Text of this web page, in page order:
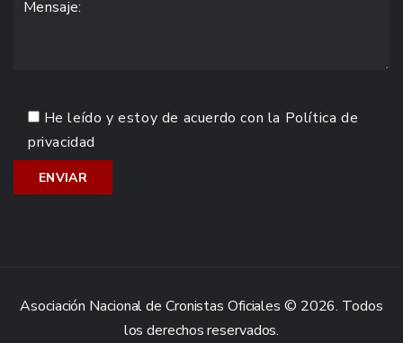
He leído y estoy de acuerdo con la Política de
privacidad
Asociación Nacional de Cronistas Oficiales © 2026. Todos
los derechos reservados.